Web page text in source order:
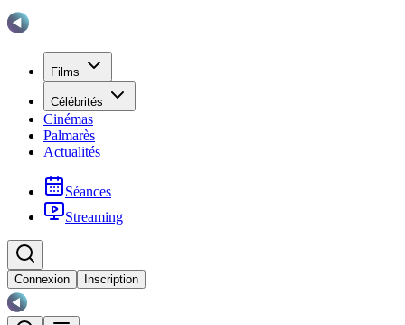
Films
Célébrités
Cinémas
Palmarès
Actualités
Séances
Streaming
Connexion Inscription